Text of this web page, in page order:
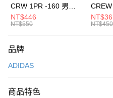
元大商業銀行
台灣樂天信用卡公司
全盈+PAY
AFTEE先享後付
【關於「AFTEE先享後付」】
便利好安心！
３．安心：先確認商品／服務後，再
運送方式
每筆NT$100，滿NT$1,500(含以
CRW 1PR -160 男女
中統襪 FZ3393100
NT$446
NT$550 NT$450
品牌
ADIDAS
商品特色